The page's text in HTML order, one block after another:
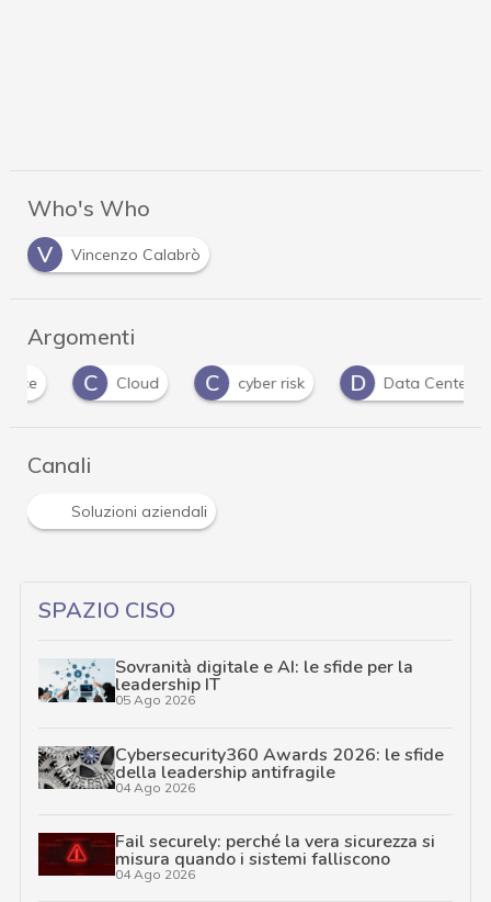
Who's Who
V
Vincenzo Calabrò
Argomenti
C
Cloud C cyber risk D Data Center
Canali
Soluzioni aziendali
SPAZIO CISO
Sovranità digitale e AI: le sfide per la
leadership IT
05 Ago 2026
Cybersecurity360 Awards 2026: le sfide
della leadership antifragile
04 Ago 2026
Fail securely: perché la vera sicurezza si
misura quando i sistemi falliscono
04 Ago 2026